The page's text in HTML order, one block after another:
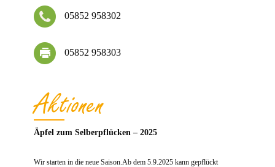
05852 958302
05852 958303
Aktionen
Äpfel zum Selberpflücken – 2025
Wir starten in die neue Saison.Ab dem 5.9.2025 kann gepflückt